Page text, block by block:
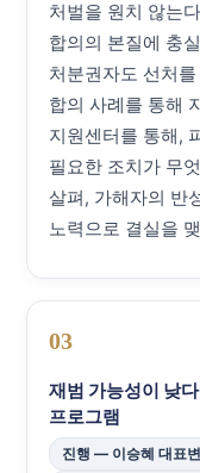
처벌을 원치 않는
합의의 본질에 충
처분권자도 선처
합의 사례를 통해
지원센터를 통해,
필요한 조치가 무
살펴, 가해자의 반
노력으로 결실을
03
재범 가능성이 낮
프로그램
진행 — 이승혜 대표